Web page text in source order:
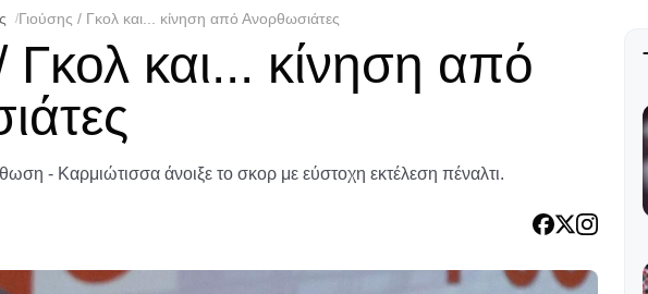
Γιούσης / Γκολ και... κίνηση από Ανορθωσιάτες
Γκολ και... κίνηση από
- Καρμιώτισσα άνοιξε το σκορ με εύστοχη εκτέλεση πέναλτι.